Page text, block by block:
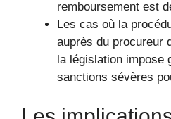
remboursement est
Les cas où la
auprès du procureur
la législation impose
sanctions sévères